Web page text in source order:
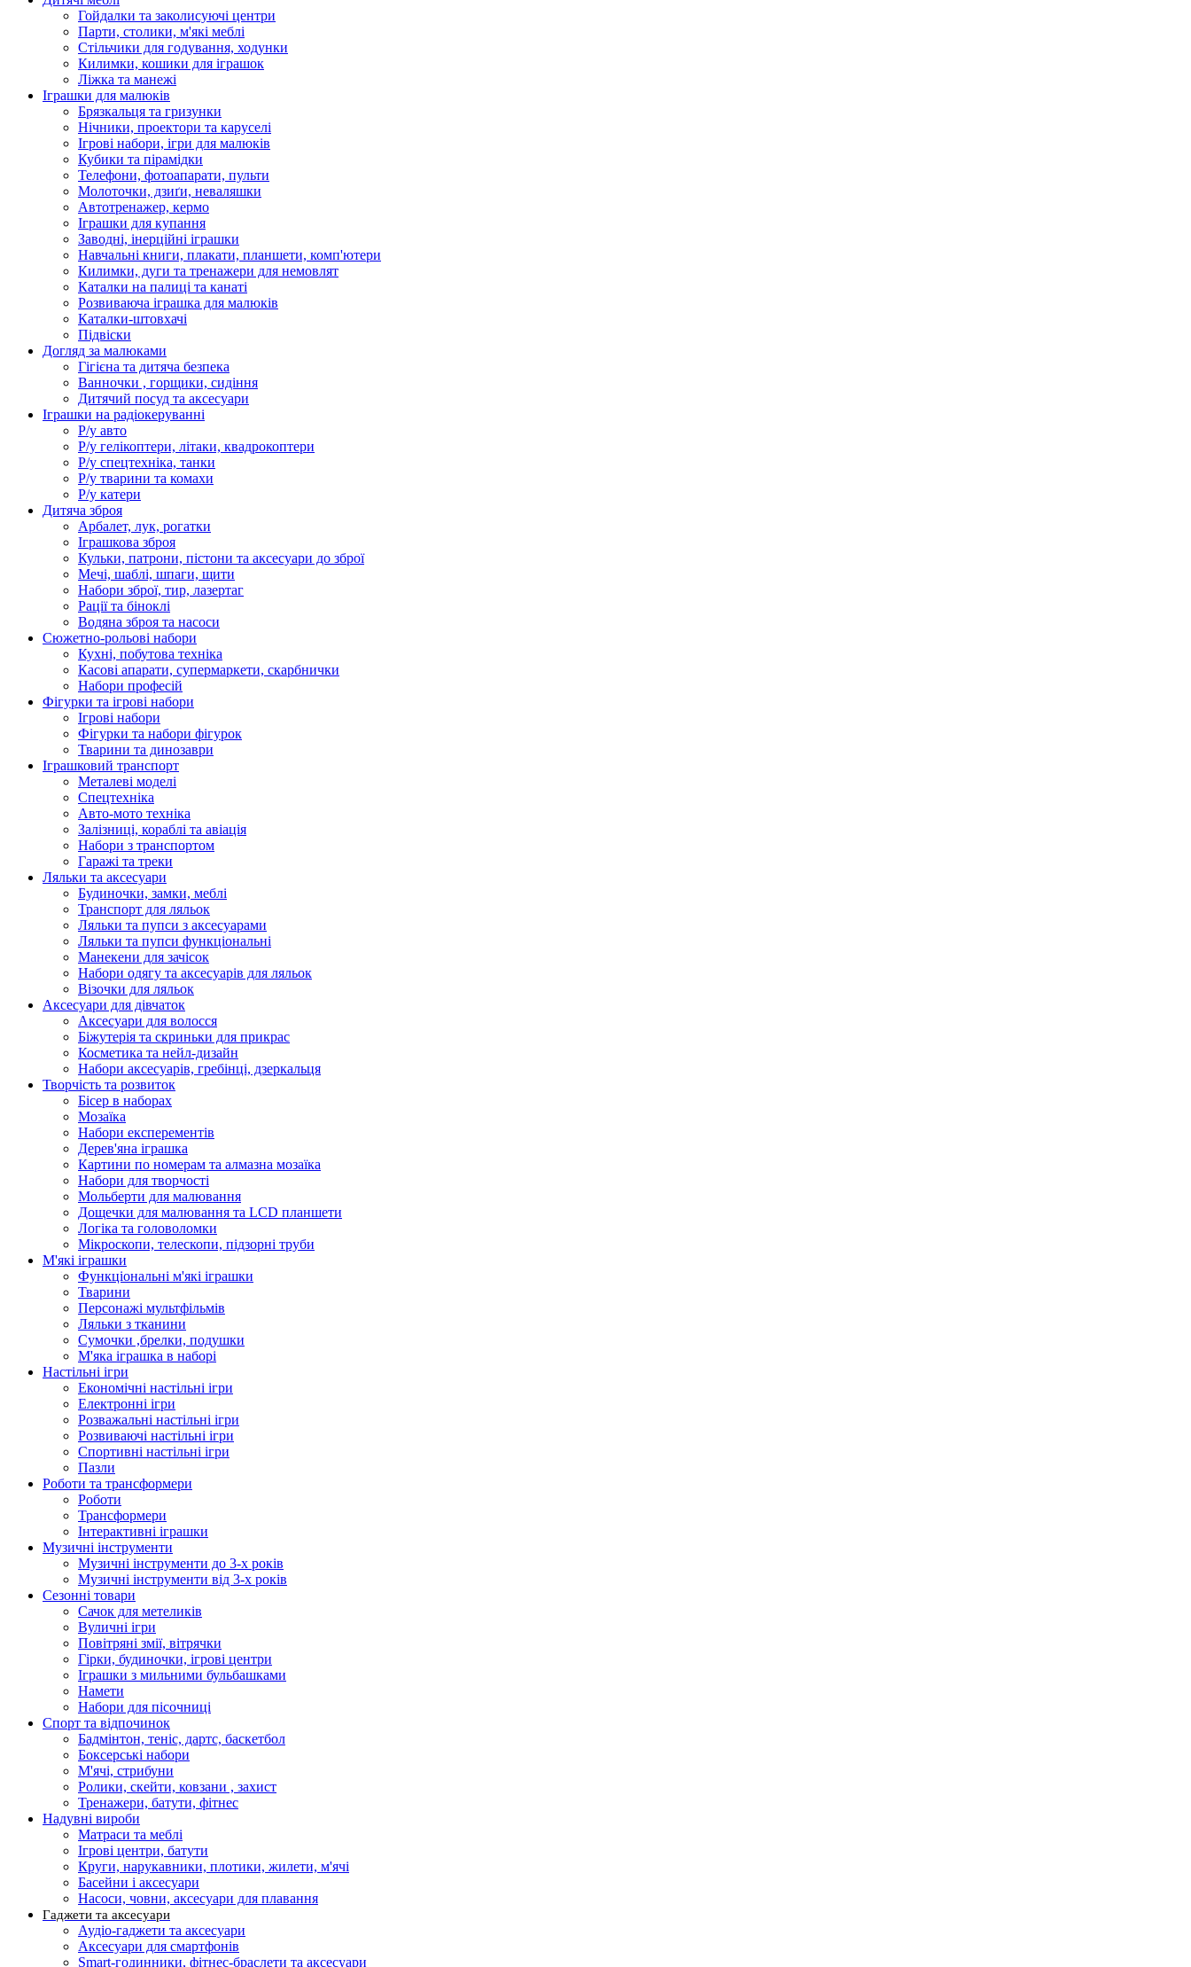
Гойдалки та заколисуючі центри
Парти, столики, м'які меблі
Стільчики для годування, ходунки
Килимки, кошики для іграшок
Ліжка та манежі
Іграшки для малюків
Брязкальця та гризунки
Нічники, проектори та каруселі
Ігрові набори, ігри для малюків
Кубики та пірамідки
Телефони, фотоапарати, пульти
Молоточки, дзиґи, неваляшки
Автотренажер, кермо
Іграшки для купання
Заводні, інерційні іграшки
Навчальні книги, плакати, планшети, комп'ютери
Килимки, дуги та тренажери для немовлят
Каталки на палиці та канаті
Розвиваюча іграшка для малюків
Каталки-штовхачі
Підвіски
Догляд за малюками
Гігієна та дитяча безпека
Ванночки , горщики, сидіння
Дитячий посуд та аксесуари
Іграшки на радіокеруванні
Р/у авто
Р/у гелікоптери, літаки, квадрокоптери
Р/у спецтехніка, танки
Р/у тварини та комахи
Р/у катери
Дитяча зброя
Арбалет, лук, рогатки
Іграшкова зброя
Кульки, патрони, пістони та аксесуари до зброї
Мечі, шаблі, шпаги, щити
Набори зброї, тир, лазертаг
Рації та біноклі
Водяна зброя та насоси
Сюжетно-рольові набори
Кухні, побутова техніка
Касові апарати, супермаркети, скарбнички
Набори професій
Фігурки та ігрові набори
Ігрові набори
Фігурки та набори фігурок
Тварини та динозаври
Іграшковий транспорт
Металеві моделі
Спецтехніка
Авто-мото техніка
Залізниці, кораблі та авіація
Набори з транспортом
Гаражі та треки
Ляльки та аксесуари
Будиночки, замки, меблі
Транспорт для ляльок
Ляльки та пупси з аксесуарами
Ляльки та пупси функціональні
Манекени для зачісок
Набори одягу та аксесуарів для ляльок
Візочки для ляльок
Аксесуари для дівчаток
Аксесуари для волосся
Біжутерія та скриньки для прикрас
Косметика та нейл-дизайн
Набори аксесуарів, гребінці, дзеркальця
Творчість та розвиток
Бісер в наборах
Мозаїка
Набори експерементів
Дерев'яна іграшка
Картини по номерам та алмазна мозаїка
Набори для творчості
Мольберти для малювання
Дощечки для малювання та LCD планшети
Логіка та головоломки
Мікроскопи, телескопи, підзорні труби
М'які іграшки
Функціональні м'які іграшки
Тварини
Персонажі мультфільмів
Ляльки з тканини
Сумочки ,брелки, подушки
М'яка іграшка в наборі
Настільні ігри
Економічні настільні ігри
Електронні ігри
Розважальні настільні ігри
Розвиваючі настільні ігри
Спортивні настільні ігри
Пазли
Роботи та трансформери
Роботи
Трансформери
Інтерактивні іграшки
Музичні інструменти
Музичні інструменти до 3-х років
Музичні інструменти від 3-х років
Сезонні товари
Сачок для метеликів
Вуличні ігри
Повітряні змії, вітрячки
Гірки, будиночки, ігрові центри
Іграшки з мильними бульбашками
Намети
Набори для пісочниці
Спорт та відпочинок
Бадмінтон, теніс, дартс, баскетбол
Боксерські набори
М'ячі, стрибуни
Ролики, скейти, ковзани , захист
Тренажери, батути, фітнес
Надувні вироби
Матраси та меблі
Ігрові центри, батути
Круги, нарукавники, плотики, жилети, м'ячі
Басейни і аксесуари
Насоси, човни, аксесуари для плавання
Гаджети та аксесуари
Аудіо-гаджети та аксесуари
Аксесуари для смартфонів
Smart-годинники, фітнес-браслети та аксесуари